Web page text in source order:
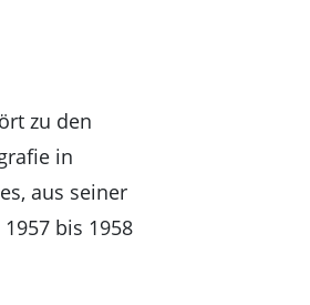
zu den
in
aus seiner
bis 1958